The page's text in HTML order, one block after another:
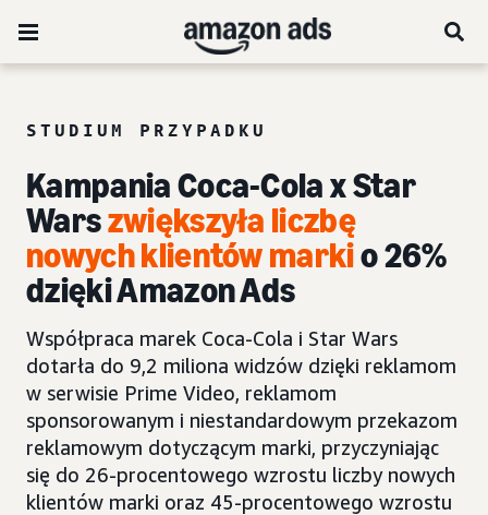
STUDIUM PRZYPADKU
Kampania Coca-Cola x Star
Warszwiększyła liczbę
nowych klientów markio 26%
dzięki Amazon Ads
Współpraca marek Coca-Cola i Star Wars
dotarła do 9,2 miliona widzów dzięki reklamom
w serwisie Prime Video, reklamom
sponsorowanym i niestandardowym przekazom
reklamowym dotyczącym marki, przyczyniając
się do 26-procentowego wzrostu liczby nowych
klientów marki oraz 45-procentowego wzrostu